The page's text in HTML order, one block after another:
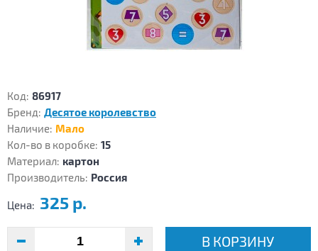
Код: 86917
Бренд: Десятое королевство
Наличие: Мало
Кол-во в коробке: 15
Материал: картон
Производитель: Россия
Цена: 325 р.
В КОРЗИНУ